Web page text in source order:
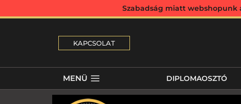
Szabadság miatt webshopunk
KAPCSOLAT
MENÜ DIPLOMAOSZTÓ